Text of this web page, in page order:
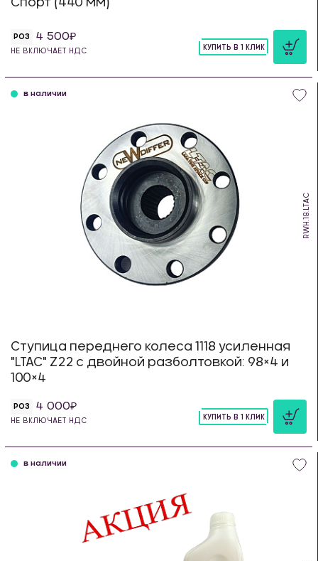
Спорт (440 мм)
РОЗ 4 500
НЕ ВКЛЮЧАЕТ НДС
КУПИТЬ В 1 КЛИК
RWH.18.LTAC
в наличии
Ступица переднего колеса 1118 усиленная
"LTAC" Z22 с двойной разболтовкой: 98×4 и
100×4
РОЗ 4 000
НЕ ВКЛЮЧАЕТ НДС
КУПИТЬ В 1 КЛИК
в наличии